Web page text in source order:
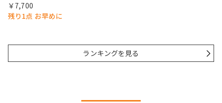
￥7,700
残り1点 お早めに
ランキングを見る